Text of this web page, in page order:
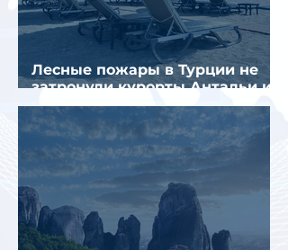
Лесные пожары в Турции не
затронули курорты Антальи и
Муглы